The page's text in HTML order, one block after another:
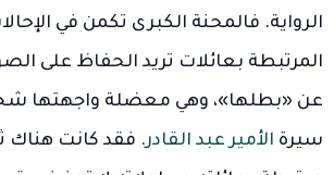
الرواية. فالمحنة الكبرى تكمن في
المرتبطة بعائلات تريد الحفاظ على
عن «بطلها»، وهي معضلة واجهتها
سيرة الأمير عبد القادر. فقد كانت هناك